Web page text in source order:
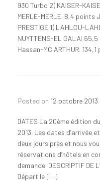
930 Turbo 2) KAISER-
MERLE-MERLE. 8,4 points
PRESTIGE 1) LAHLOU-
NUYTTENS-EL GALAI
Hassan-MC ARTHUR.
Posted on 12 octobre 2013
DATES La 20ème édition
2013. Les dates d’arrivée
deux jours près et nous
réservations d’hôtels en
demande. DESCRIPTIF DE
Départ le […]